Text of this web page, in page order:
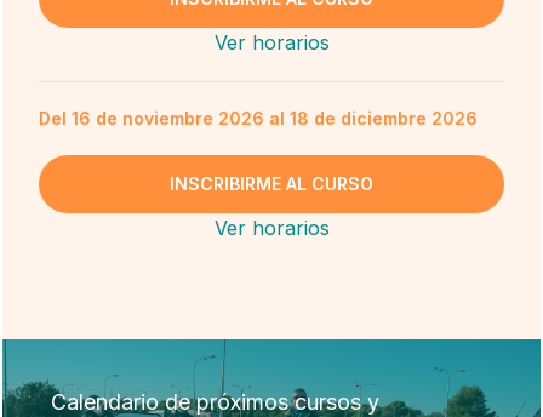
Ver horarios
Del 16 de noviembre 2026 al 18 de diciembre 2026
INSCRIBIRME AL CURSO
Ver horarios
Calendario de próximos cursos y